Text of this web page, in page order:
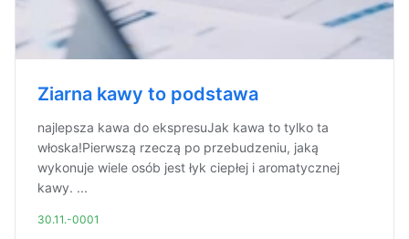
Ziarna kawy to podstawa
najlepsza kawa do ekspresuJak kawa to tylko ta
włoska!Pierwszą rzeczą po przebudzeniu, jaką
wykonuje wiele osób jest łyk ciepłej i aromatycznej
kawy. ...
30.11.-0001